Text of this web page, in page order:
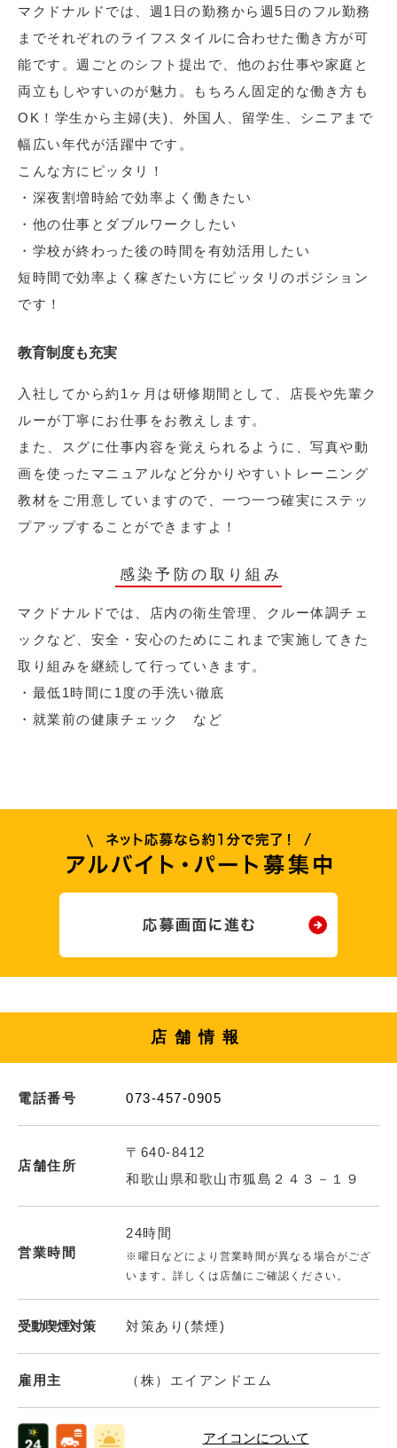
マクドナルドでは、週1日の勤務から週5日のフル勤務
までそれぞれのライフスタイルに合わせた働き方が可
能です。週ごとのシフト提出で、他のお仕事や家庭と
両立もしやすいのが魅力。もちろん固定的な働き方も
OK！学生から主婦(夫)、外国人、留学生、シニアまで
幅広い年代が活躍中です。
こんな方にピッタリ！
・深夜割増時給で効率よく働きたい
・他の仕事とダブルワークしたい
・学校が終わった後の時間を有効活用したい
短時間で効率よく稼ぎたい方にピッタリのポジション
です！
教育制度も充実
入社してから約1ヶ月は研修期間として、店長や先輩ク
ルーが丁寧にお仕事をお教えします。
また、スグに仕事内容を覚えられるように、写真や動
画を使ったマニュアルなど分かりやすいトレーニング
教材をご用意していますので、一つ一つ確実にステッ
プアップすることができますよ！
感染予防の取り組み
マクドナルドでは、店内の衛生管理、クルー体調チェ
ックなど、安全・安心のためにこれまで実施してきた
取り組みを継続して行っていきます。
・最低1時間に1度の手洗い徹底
・就業前の健康チェック など
店舗情報
電話番号 073-457-0905
店舗住所
〒640-8412
和歌山県和歌山市狐島２４３－１９
営業時間
24時間
※曜日などにより営業時間が異なる場合がござ
います。詳しくは店舗にご確認ください。
受動喫煙対策 対策あり(禁煙)
雇用主 （株）エイアンドエム
アイコンについて